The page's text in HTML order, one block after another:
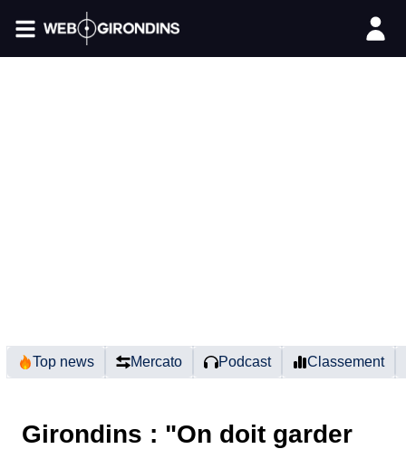
Top news Mercato Podcast Classement
Girondins : "On doit garder